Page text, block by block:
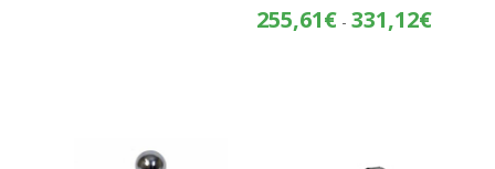
255,61€ - 331,12€Rango